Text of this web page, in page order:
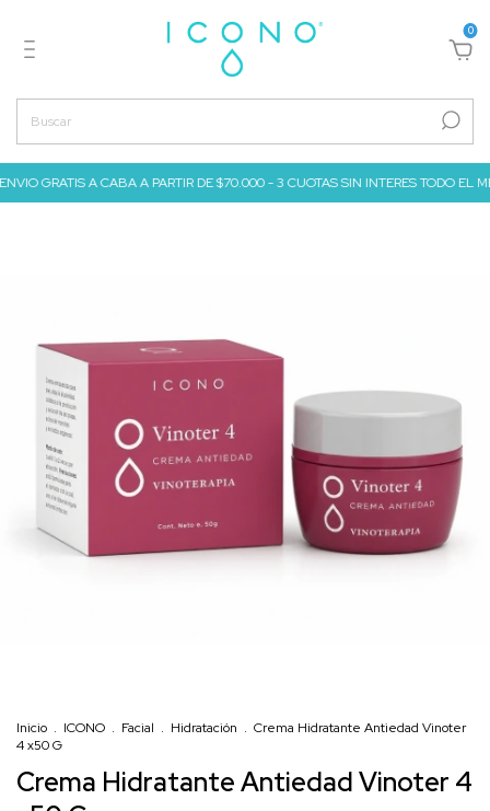
0
GRATIS A CABA A PARTIR DE $70.000 - 3 CUOTAS SIN INTERES TODO EL
Inicio . ICONO . Facial . Hidratación . Crema Hidratante Antiedad Vinoter
4 x50 G
Crema Hidratante Antiedad Vinoter 4